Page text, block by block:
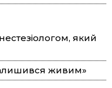
який
живим»